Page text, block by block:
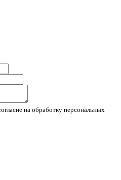
на обработку персональных